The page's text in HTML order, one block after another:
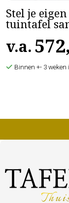
Stel je
tuintafel
v.a.
Binnen +- 3 weken